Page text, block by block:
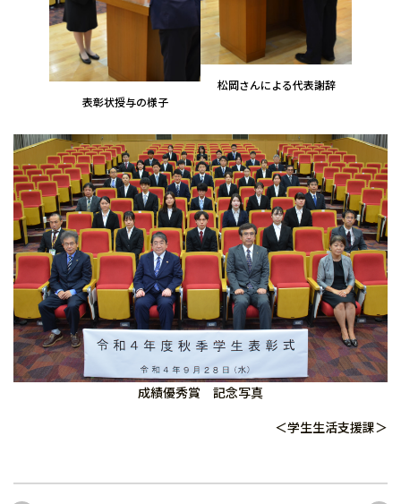
表彰状授与の様子
松岡さんによる代表謝辞
成績優秀賞 記念写真
＜学生生活支援課＞